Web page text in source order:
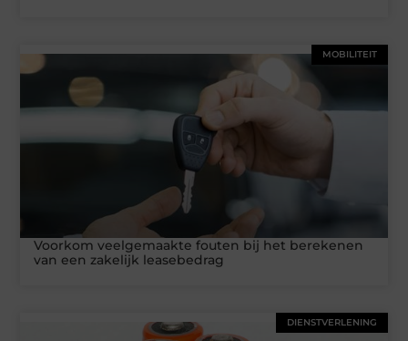
MOBILITEIT
Voorkom veelgemaakte fouten bij het berekenen
van een zakelijk leasebedrag
DIENSTVERLENING